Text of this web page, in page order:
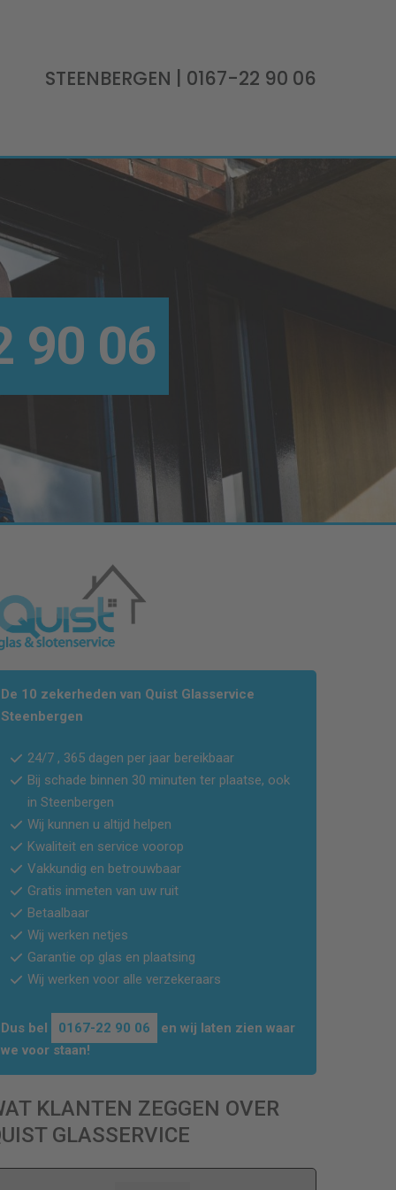
STEENBERGEN | 0167-22 90 06
90 06
De 10 zekerheden van Quist Glasservice
Steenbergen
24/7 , 365 dagen per jaar bereikbaar
Bij schade binnen 30 minuten ter plaatse, ook
in Steenbergen
Wij kunnen u altijd helpen
Kwaliteit en service voorop
Vakkundig en betrouwbaar
Gratis inmeten van uw ruit
Betaalbaar
Wij werken netjes
Garantie op glas en plaatsing
Wij werken voor alle verzekeraars
Dus bel 0167-22 90 06
en wij laten zien waar
we voor staan!
KLANTEN ZEGGEN OVER
GLASSERVICE